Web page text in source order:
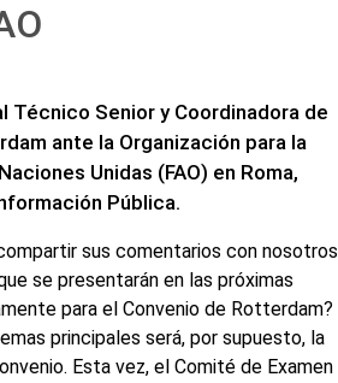
Técnico Senior y Coordinadora de
ante la Organización para la
Unidas (FAO) en Roma,
Pública.
sus comentarios con nosotros
se presentarán en las próximas
para el Convenio de Rotterdam?
principales será, por supuesto, la
Esta vez, el Comité de Examen